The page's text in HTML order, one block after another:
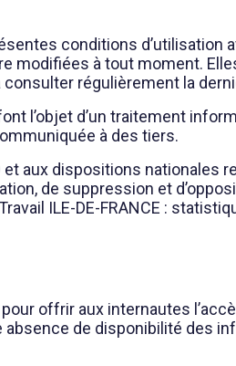
conditions
modifiées à tout moment.
régulièrement la
l’objet d’un traitement
à des tiers.
aux dispositions nationales
de suppression et
ILE-DE-FRANCE :
pour offrir aux internautes
de disponibilité des